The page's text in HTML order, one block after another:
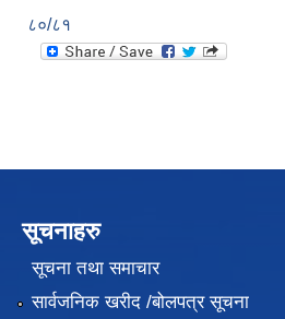
८०/८१
सूचनाहरु
सूचना तथा समाचार
सार्वजनिक खरीद /बोलपत्र सूचना